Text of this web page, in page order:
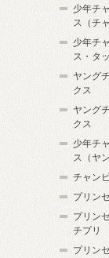
少年チ
ス（チ
少年チ
ス・タ
ヤング
クス
ヤング
クス
少年チ
ス（ヤ
チャン
プリン
プリン
チプリ
プリン